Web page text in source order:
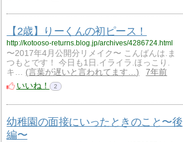
【2歳】りーくんの初ピース！
http://kotooso-returns.blog.jp/archives/4286724.html
〜2017年4月公開分リメイク〜 こんばんは.ま
つもとです！ 今日も1日.イライラ.ほっこり.
キ…
言葉が遅いと言われてます…
7年前
いいね！
2
幼稚園の面接にいったときのこと〜後
編〜